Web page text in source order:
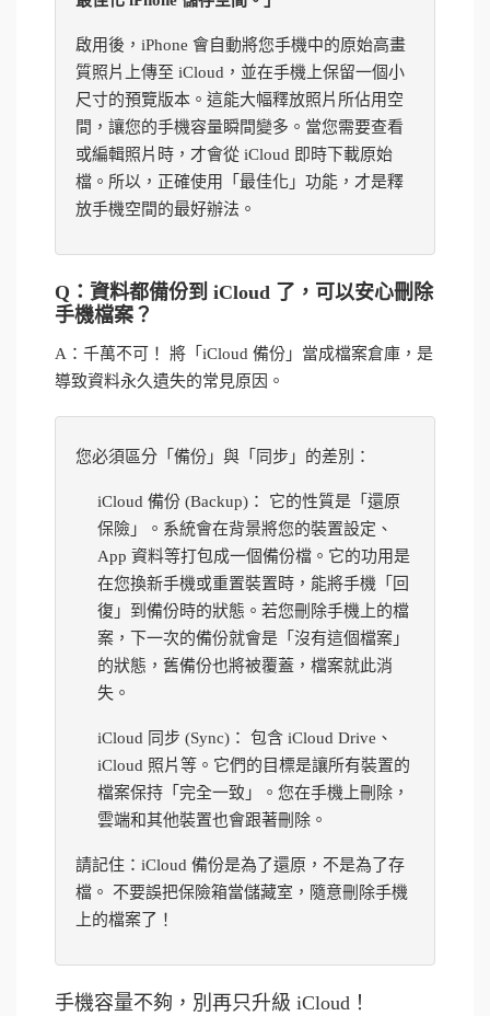
啟用後，iPhone 會自動將您手機中的原始高畫
質照片上傳至 iCloud，並在手機上保留一個小
尺寸的預覽版本。這能大幅釋放照片所佔用空
間，讓您的手機容量瞬間變多。當您需要查看
或編輯照片時，才會從 iCloud 即時下載原始
檔。所以，正確使用「最佳化」功能，才是釋
放手機空間的最好辦法。
Q：資料都備份到 iCloud 了，可以安心刪除
手機檔案？
A：千萬不可！ 將「iCloud 備份」當成檔案倉庫，是
導致資料永久遺失的常見原因。
您必須區分「備份」與「同步」的差別：
iCloud 備份 (Backup)： 它的性質是「還原
保險」。系統會在背景將您的裝置設定、
App 資料等打包成一個備份檔。它的功用是
在您換新手機或重置裝置時，能將手機「回
復」到備份時的狀態。若您刪除手機上的檔
案，下一次的備份就會是「沒有這個檔案」
的狀態，舊備份也將被覆蓋，檔案就此消
失。
iCloud 同步 (Sync)： 包含 iCloud Drive、
iCloud 照片等。它們的目標是讓所有裝置的
檔案保持「完全一致」。您在手機上刪除，
雲端和其他裝置也會跟著刪除。
請記住：iCloud 備份是為了還原，不是為了存
檔。 不要誤把保險箱當儲藏室，隨意刪除手機
上的檔案了！
手機容量不夠，別再只升級 iCloud！